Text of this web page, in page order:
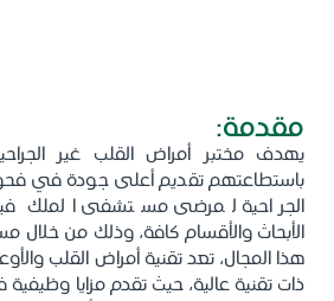
مقدمة:
يهدف مختبر أمراض القلب غير
باستطاعتهم تقديم أعلى جودة في
الجراحية لمرضى مستشفى الملك
الأبحاث والأقسام كافة، وذلك من
هذا المجال، تعد تقنية أمراض القلب
ذات تقنية عالية، حيث تقدم مزايا